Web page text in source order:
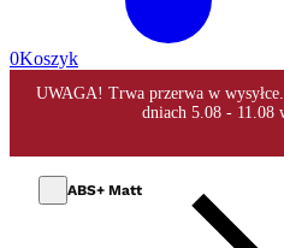
0Koszyk
ABS+ Matt